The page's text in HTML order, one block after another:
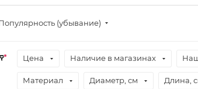
(убывание)
Цена Наличие в магазинах
Материал Диаметр, см Длина,